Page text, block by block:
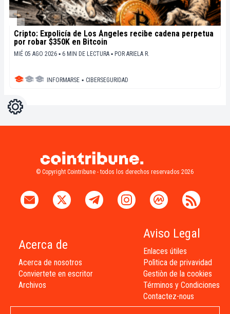
Cripto: Expolicía de Los Ángeles recibe cadena perpetua
por robar $350K en Bitcoin
MIÉ 05 AGO 2026 ▪ 6 MIN DE LECTURA ▪ POR ARIELA R.
INFORMARSE ▪ CIBERSEGURIDAD
Ajustes
© Copyright Cointribune - todos los derechos reservados 2026
Acerca de
Acerca de nosotros
Conviertete en escritor
Archivos
Aviso Legal
Enlaces útiles
Polìtica de privavidad
Gestiòn de la cookies
Términos y Condiciones
Contactez-nous